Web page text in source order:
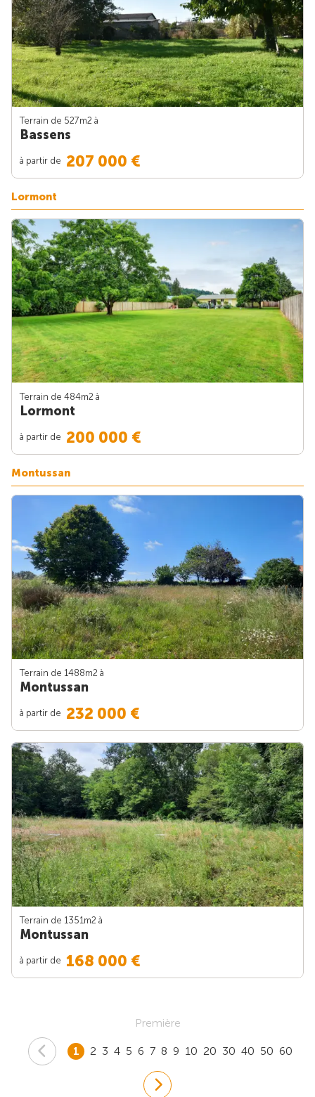
Terrain de 527m2 à
Bassens
à partir de 207 000 €
Lormont
Terrain de 484m2 à
Lormont
à partir de 200 000 €
Montussan
Terrain de 1488m2 à
Montussan
à partir de 232 000 €
Terrain de 1351m2 à
Montussan
à partir de 168 000 €
Première
1 2 3 4 5 6 7 8 9 10 20 30 40 50 60